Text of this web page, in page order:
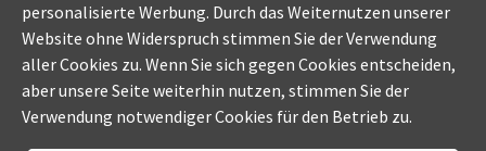
personalisierte Werbung. Durch das Weiternutzen unserer
Website ohne Widerspruch stimmen Sie der Verwendung
aller Cookies zu. Wenn Sie sich gegen Cookies entscheiden,
aber unsere Seite weiterhin nutzen, stimmen Sie der
Verwendung notwendiger Cookies für den Betrieb zu.